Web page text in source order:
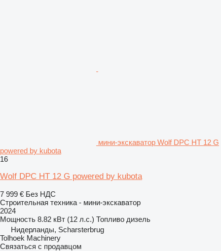
мини-экскаватор Wolf DPC HT 12 G
powered by kubota
16
Wolf DPC HT 12 G powered by kubota
7 999 € Без НДС
Строительная техника - мини-экскаватор
2024
Мощность 8.82 кВт (12 л.с.) Топливо дизель
Нидерланды, Scharsterbrug
Tolhoek Machinery
Связаться с продавцом